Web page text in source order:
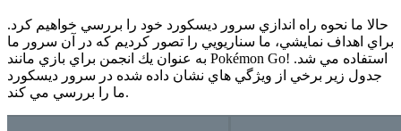
حالا ما نحوه راه اندازي سرور ديسكورد خود را بررسي خواهيم كرد.
براي اهداف نمايشي، ما سناريويي را تصور كرديم كه در آن سرور ما
به عنوان يك انجمن براي بازي مانند Pokémon Go! استفاده مي شد.
جدول زير برخي از ويژگي هاي نشان داده شده در سرور ديسكورد
ما را بررسي مي كند.